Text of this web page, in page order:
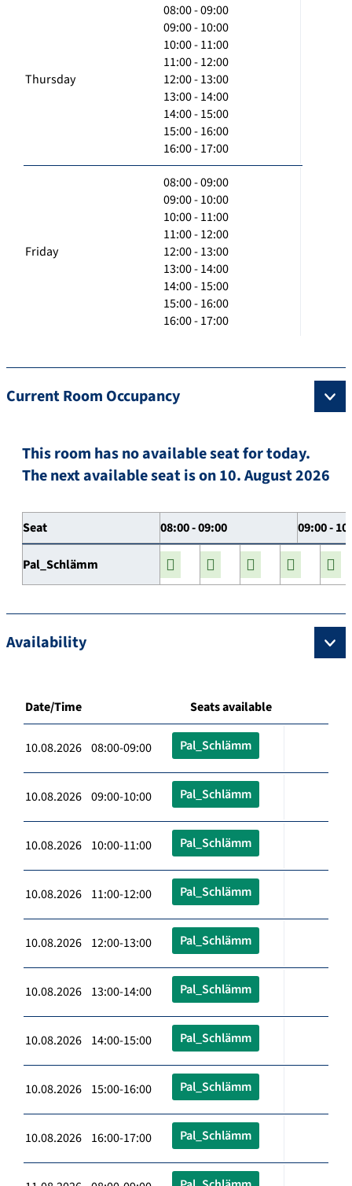
Thursday
08:00 - 09:00
09:00 - 10:00
10:00 - 11:00
11:00 - 12:00
12:00 - 13:00
13:00 - 14:00
14:00 - 15:00
15:00 - 16:00
16:00 - 17:00
Friday
08:00 - 09:00
09:00 - 10:00
10:00 - 11:00
11:00 - 12:00
12:00 - 13:00
13:00 - 14:00
14:00 - 15:00
15:00 - 16:00
16:00 - 17:00
Current Room Occupancy
This room has no available seat for today.
The next available seat is on 10. August 2026
Seat 08:00 - 09:00 09:00 -
Pal_Schlämm
Availability
Date/Time Seats available
10.08.2026 08:00-09:00 Pal_Schlämm
10.08.2026 09:00-10:00 Pal_Schlämm
10.08.2026 10:00-11:00 Pal_Schlämm
10.08.2026 11:00-12:00 Pal_Schlämm
10.08.2026 12:00-13:00 Pal_Schlämm
10.08.2026 13:00-14:00 Pal_Schlämm
10.08.2026 14:00-15:00 Pal_Schlämm
10.08.2026 15:00-16:00 Pal_Schlämm
10.08.2026 16:00-17:00 Pal_Schlämm